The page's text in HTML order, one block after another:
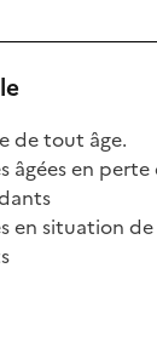
de tout âge.
âgées en
en situation